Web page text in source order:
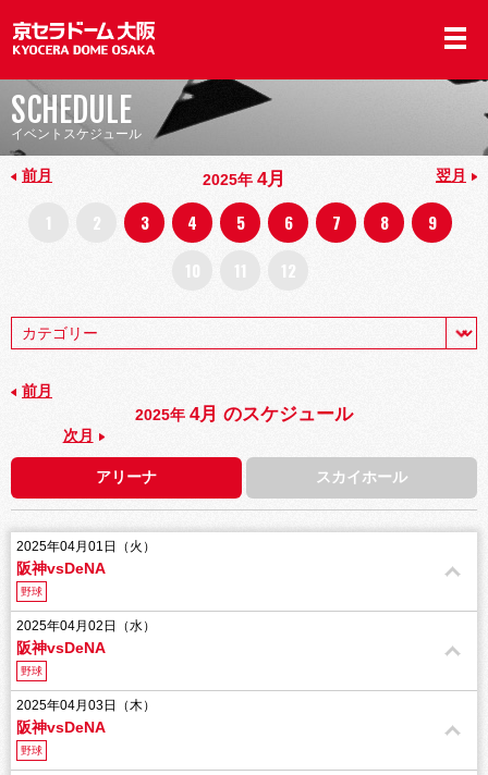
SCHEDULE
イベントスケジュール
前月 2025年 4月 翌月
1 2 3 4 5 6 7 8
9
10
11 12
前月
2025年 4月 のスケジュール
次月
アリーナ スカイホール
2025年04月01日（火）
阪神vsDeNA
野球
2025年04月02日（水）
阪神vsDeNA
野球
2025年04月03日（木）
阪神vsDeNA
野球